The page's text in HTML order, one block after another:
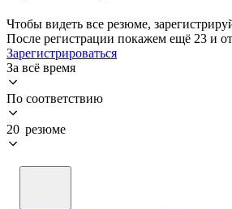
Чтобы видеть все резюме,
После регистрации покажем ещё 23 и
Зарегистрироваться
За всё время
По соответствию
20 резюме